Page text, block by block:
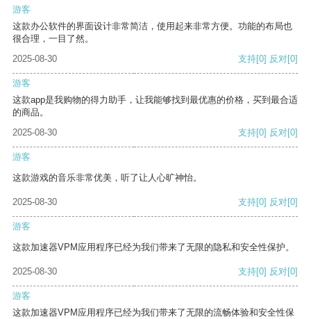
游客
这款办公软件的界面设计非常简洁，使用起来非常方便。功能的布局也
很合理，一目了然。
2025-08-30
支持[0] 反对[0]
游客
这款app是我购物的得力助手，让我能够找到最优惠的价格，买到最合适
的商品。
2025-08-30
支持[0] 反对[0]
游客
这款游戏的音乐非常优美，听了让人心旷神怡。
2025-08-30 支持[0] 反对[0]
游客
这款加速器VPM应用程序已经为我们带来了无限的隐私和安全性保护。
2025-08-30 支持[0] 反对[0]
游客
这款加速器VPM应用程序已经为我们带来了无限的流畅体验和安全性保